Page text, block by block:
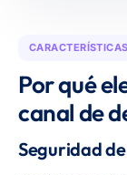
Por qué
canal de
Seguridad